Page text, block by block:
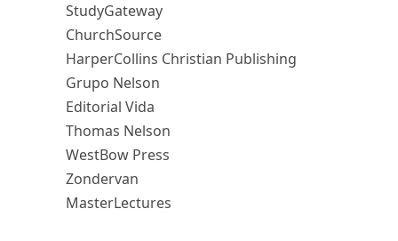
StudyGateway
ChurchSource
HarperCollins Christian Publishing
Grupo Nelson
Editorial Vida
Thomas Nelson
WestBow Press
Zondervan
MasterLectures